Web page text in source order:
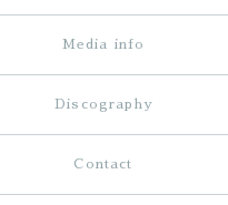
Media info
Discography
Contact